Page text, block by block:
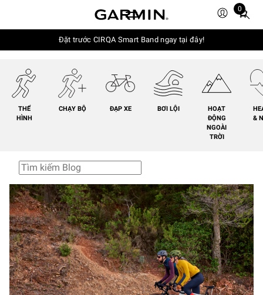
0
Total
cart:
Đặt trước CIRQA Smart Band ngay tại đây!
THỂ
HÌNH
CHẠY BỘ ĐẠP XE BƠI LỘI
HOẠT
ĐỘNG
NGOÀI
TRỜI
&